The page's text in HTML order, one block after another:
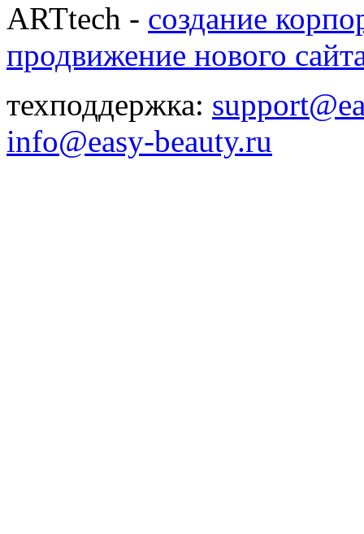
ARTtech - создание
продвижение нового
техподдержка:
info@easy-beauty.ru